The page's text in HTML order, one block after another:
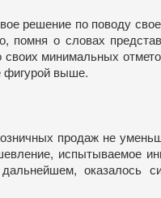
по поводу
о словах
минимальных
фигурой выше.
продаж не
испытываемое
оказалось